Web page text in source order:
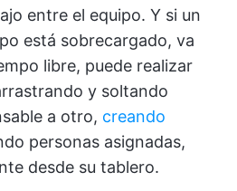
entre el equipo. Y si un
está sobrecargado, va
libre, puede realizar
y soltando
a otro, creando
personas asignadas,
desde su tablero.